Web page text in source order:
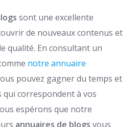
sont une excellente
de nouveaux contenus et
qualité. En consultant un
notre annuaire
pouvez gagner du temps et
qui correspondent à vos
espérons que notre
annuaires de blogs vous